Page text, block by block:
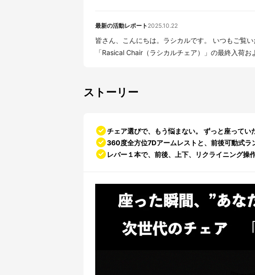
最新の活動レポート 2025.10.22
皆さん、こんにちは。ラシカルです。 いつもご覧いただきありがとうございます。 本日は
「Rasical Chair（ラシカルチェア）」の最終入荷お
ストーリー
チェア選びで、もう悩まない。 ずっと座ってい
360度全方位7Dアームレストと、前後可動式ラ
レバー１本で、前後、上下、リクライニング操